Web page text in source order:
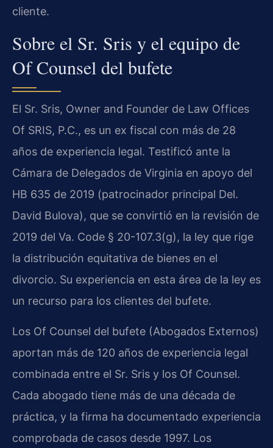
cliente.
Sobre el Sr. Sris y el equipo de
Of Counsel del bufete
El Sr. Sris, Owner and Founder de Law Offices
Of SRIS, P.C., es un ex fiscal con más de 28
años de experiencia legal. Testificó ante la
Cámara de Delegados de Virginia en apoyo del
HB 635 de 2019 (patrocinador principal Del.
David Bulova), que se convirtió en la revisión de
2019 del Va. Code § 20-107.3(g), la ley que rige
la distribución equitativa de bienes en el
divorcio. Su experiencia en esta área de la ley es
un recurso para los clientes del bufete.
Los Of Counsel del bufete (Abogados Externos)
aportan más de 120 años de experiencia legal
combinada entre el Sr. Sris y los Of Counsel.
Cada abogado tiene más de una década de
práctica, y la firma ha documentado experiencia
comprobada de casos desde 1997. Los